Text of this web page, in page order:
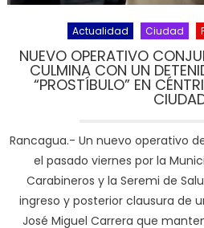
Actualidad Ciudad
NUEVO OPERATIVO
CULMINA CON UN
“PROSTÍBULO” EN
Rancagua.- Un nuevo operativo
el pasado viernes por la
Carabineros y la Seremi de
ingreso y posterior clausura de
José Miguel Carrera que